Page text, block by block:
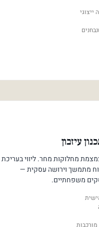
עיזבון
מחלוקות מחר. ליווי בעריכת
כוח מתמשך וירושה עסקית —
משפחתיים.